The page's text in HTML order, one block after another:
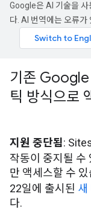
Google은 AI 기술을 사
다. AI 번역에는 오류가
기존 Google
틱 방식으로
지원 중단됨:
작동이 중지될 수
만 액세스할 수
22일에 출시된 새
다.